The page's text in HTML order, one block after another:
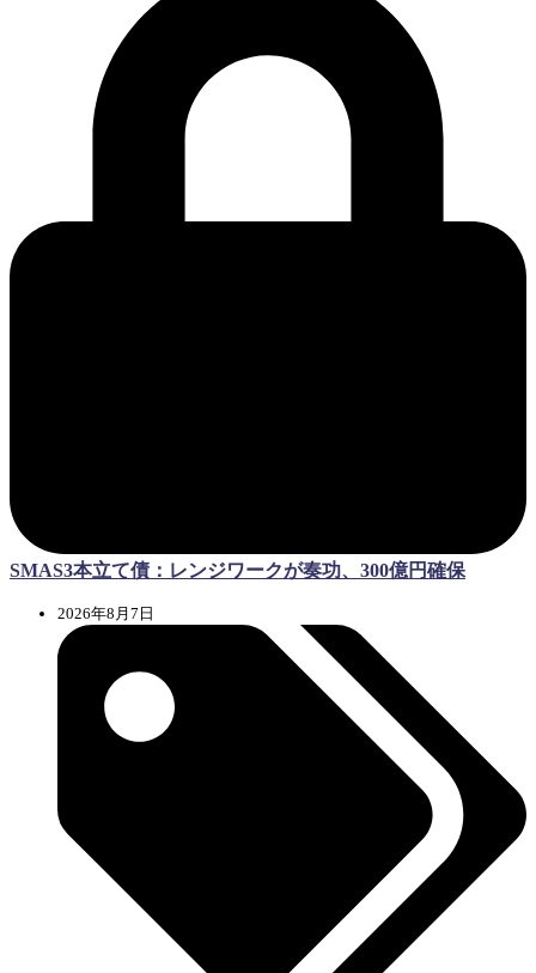
SMAS3本立て債：レンジワークが奏功、300億円確保
2026年8月7日